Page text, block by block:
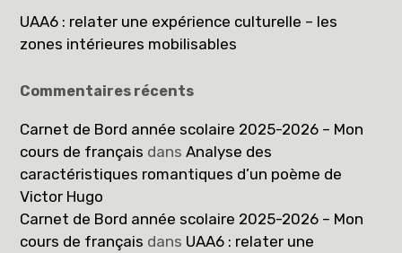
UAA6 : relater une expérience culturelle – les
zones intérieures mobilisables
Commentaires récents
Carnet de Bord année scolaire 2025-2026 – Mon
cours de français dansAnalyse des
caractéristiques romantiques d’un poème de
Victor Hugo
Carnet de Bord année scolaire 2025-2026 – Mon
cours de français dans UAA6 : relater une